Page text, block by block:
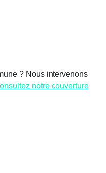
? Nous intervenons
notre couverture